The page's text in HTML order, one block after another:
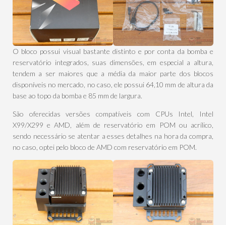
O bloco possui visual bastante distinto e por conta da bomba e
reservatório integrados, suas dimensões, em especial a altura,
tendem a ser maiores que a média da maior parte dos blocos
disponíveis no mercado, no caso, ele possui 64,10 mm de altura da
base ao topo da bomba e 85 mm de largura.
São oferecidas versões compatíveis com CPUs Intel, Intel
X99/X299 e AMD, além de reservatório em POM ou acrílico,
sendo necessário se atentar a esses detalhes na hora da compra,
no caso, optei pelo bloco de AMD com reservatório em POM.